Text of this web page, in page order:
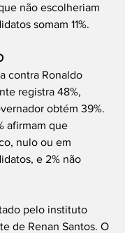
não escolheriam
somam 11%.
contra Ronaldo
registra 48%,
obtém 39%.
afirmam que
nulo ou em
e 2% não
pelo instituto
de Renan Santos. O